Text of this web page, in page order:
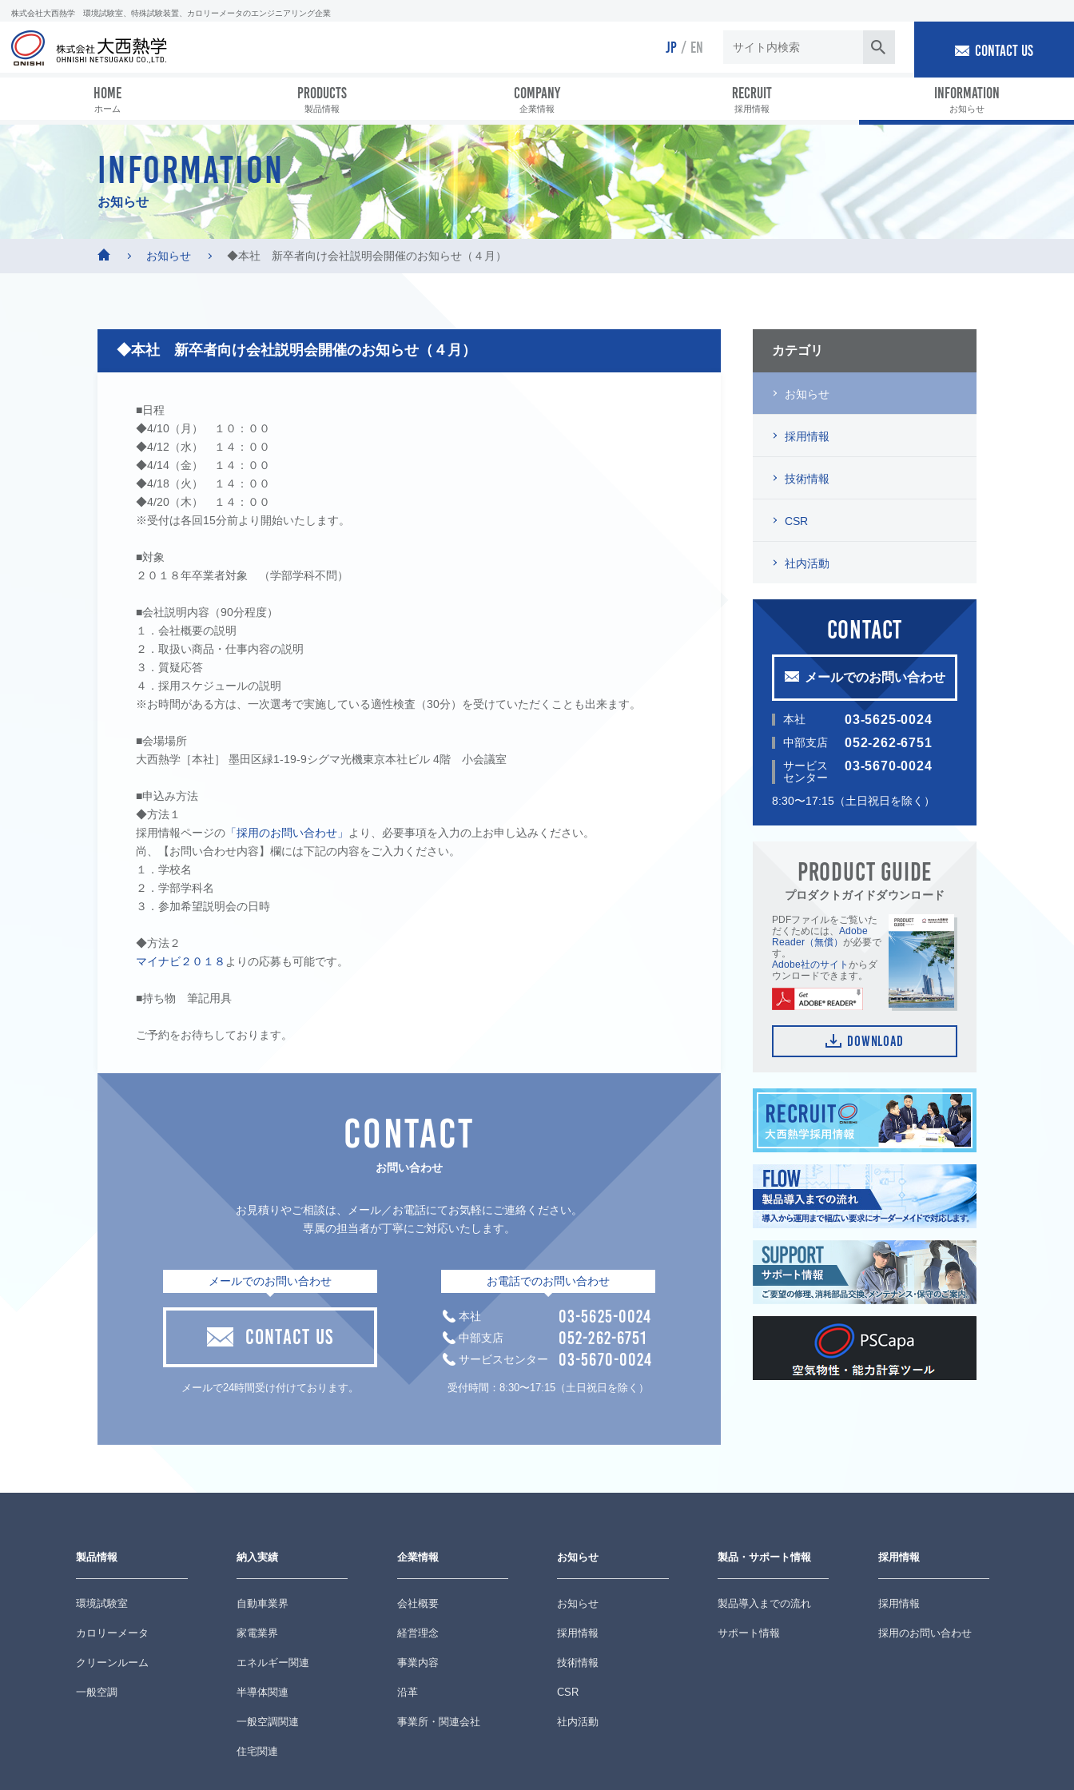
株式会社大西熱学 環境試験室、特殊試験装置、カロリーメータのエンジニアリング企業
HOME
ホーム
PRODUCTS
製品情報
COMPANY
企業情報
RECRUIT
採用情報
INFORMATION
お知らせ
JP EN CONTACT US
INFORMATION
お知らせ
お知らせ ◆本社 新卒者向け会社説明会開催のお知らせ（４月）
◆本社 新卒者向け会社説明会開催のお知らせ（４月）
■日程
◆4/10（月） １０：００
◆4/12（水） １４：００
◆4/14（金） １４：００
◆4/18（火） １４：００
◆4/20（木） １４：００
※受付は各回15分前より開始いたします。
■対象
２０１８年卒業者対象 （学部学科不問）
■会社説明内容（90分程度）
１．会社概要の説明
２．取扱い商品・仕事内容の説明
３．質疑応答
４．採用スケジュールの説明
※お時間がある方は、一次選考で実施している適性検査（30分）を受けていただくことも出来ます。
■会場場所
大西熱学［本社］ 墨田区緑1-19-9シグマ光機東京本社ビル 4階 小会議室
■申込み方法
◆方法１
採用情報ページの 「採用のお問い合わせ」 より、必要事項を入力の上お申し込みください。
尚、【お問い合わせ内容】欄には下記の内容をご入力ください。
１．学校名
２．学部学科名
３．参加希望説明会の日時
◆方法２
マイナビ２０１８ よりの応募も可能です。
■持ち物 筆記用具
ご予約をお待ちしております。
CONTACT
お問い合わせ
お見積りやご相談は、メール／お電話にてお気軽にご連絡ください。
専属の担当者が丁寧にご対応いたします。
メールでのお問い合わせ
CONTACT US
メールで24時間受け付けております。
お電話でのお問い合わせ
本社 03-5625-0024
中部支店 052-262-6751
サービスセンター 03-5670-0024
受付時間：8:30〜17:15（土日祝日を除く）
カテゴリ
お知らせ
採用情報
技術情報
CSR
社内活動
CONTACT
メールでのお問い合わせ
本社 03-5625-0024
中部支店 052-262-6751
サービス
センター
03-5670-0024
8:30〜17:15（土日祝日を除く）
PRODUCT GUIDE
プロダクトガイドダウンロード
PDFファイルをご覧いた
だくためには、 Adobe
Reader（無償） が必要で
す。
Adobe社のサイト からダ
ウンロードできます。
DOWNLOAD
製品情報
環境試験室
カロリーメータ
クリーンルーム
一般空調
納入実績
自動車業界
家電業界
エネルギー関連
半導体関連
一般空調関連
住宅関連
企業情報
会社概要
経営理念
事業内容
沿革
事業所・関連会社
お知らせ
お知らせ
採用情報
技術情報
CSR
社内活動
製品・サポート情報
製品導入までの流れ
サポート情報
採用情報
採用情報
採用のお問い合わせ